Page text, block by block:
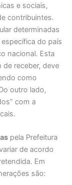
e sociais,
contribuintes.
determinadas
do país
nacional. Esta
receber, deve
como
outro lado,
com a
pela Prefeitura
de acordo
Em
são: